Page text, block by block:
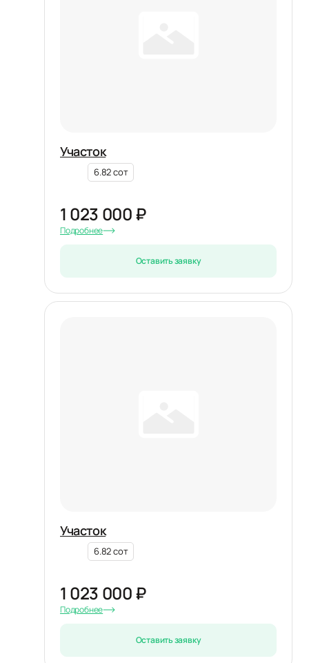
Участок
6.82 сот
1 023 000 ₽
Подробнее
Оставить заявку
Участок
6.82 сот
1 023 000 ₽
Подробнее
Оставить заявку